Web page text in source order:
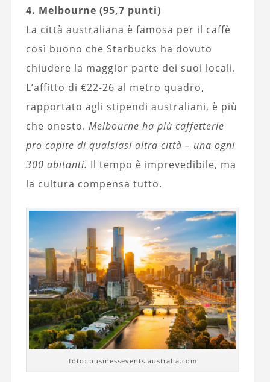
4. Melbourne (95,7 punti)
La città australiana è famosa per il caffè
così buono che Starbucks ha dovuto
chiudere la maggior parte dei suoi locali.
L’affitto di €22-26 al metro quadro,
rapportato agli stipendi australiani, è più
che onesto. Melbourne ha più caffetterie
pro capite di qualsiasi altra città – una ogni
300 abitanti. Il tempo è imprevedibile, ma
la cultura compensa tutto.
foto: businessevents.australia.com